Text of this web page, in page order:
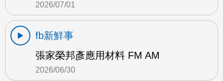
2026/07/01
fb新鮮事
張家榮邦彥應用材料 FM AM
2026/06/30